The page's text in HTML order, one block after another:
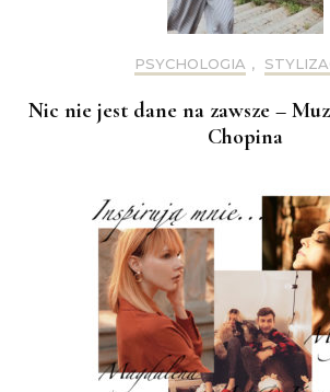
PSYCHOLOGIA ,
Nic nie jest dane na zawsze –
Chopina